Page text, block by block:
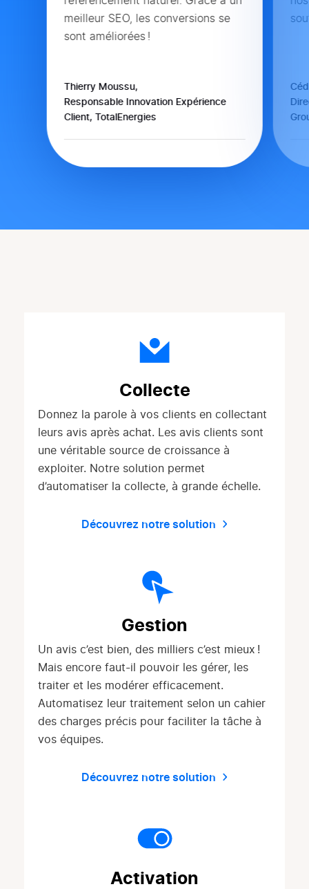
meilleur SEO, les conversions se
sont améliorées !
Thierry Moussu,
Responsable Innovation Expérience
Client, TotalEnergies
Collecte
Donnez la parole à vos clients en collectant
leurs avis après achat. Les avis clients sont
une véritable source de croissance à
exploiter. Notre solution permet
d’automatiser la collecte, à grande échelle.
Découvrez notre solution
Gestion
Un avis c’est bien, des milliers c’est mieux !
Mais encore faut-il pouvoir les gérer, les
traiter et les modérer efficacement.
Automatisez leur traitement selon un cahier
des charges précis pour faciliter la tâche à
vos équipes.
Découvrez notre solution
Activation